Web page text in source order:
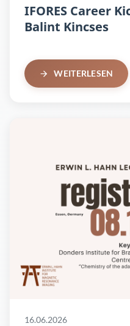
IFORES Career
Balint Kincses
WEITERLESEN
16.06.2026